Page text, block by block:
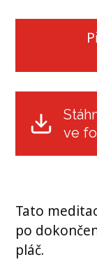
ve
Tato
po
pláč.